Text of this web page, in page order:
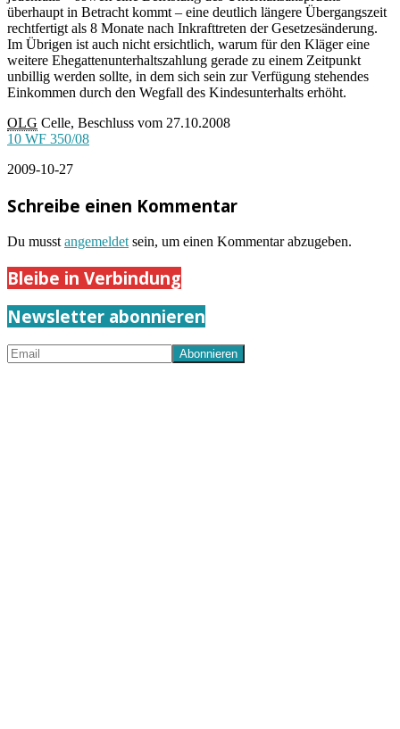
überhaupt in Betracht kommt – eine deutlich längere Übergangszeit
rechtfertigt als 8 Monate nach Inkrafttreten der Gesetzesänderung.
Im Übrigen ist auch nicht ersichtlich, warum für den Kläger eine
weitere Ehegattenunterhaltszahlung gerade zu einem Zeitpunkt
unbillig werden sollte, in dem sich sein zur Verfügung stehendes
Einkommen durch den Wegfall des Kindesunterhalts erhöht.
OLG Celle, Beschluss vom 27.10.2008
10 WF 350/08
2009-10-27
Schreibe einen Kommentar
Du musst angemeldet sein, um einen Kommentar abzugeben.
Bleibe in Verbindung
Newsletter abonnieren